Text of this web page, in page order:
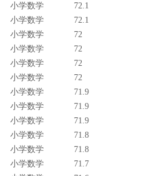
小学数学
72.1
小学数学
72.1
小学数学
72
小学数学
72
小学数学
72
小学数学
72
小学数学
71.9
小学数学
71.9
小学数学
71.9
小学数学
71.8
小学数学
71.8
小学数学
71.7